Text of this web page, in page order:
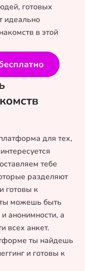
готовых
идеально
в этой
для тех,
тебе
разделяют
готовы к
можешь быть
анонимности, а
всех анкет.
ты найдешь
и готовы к